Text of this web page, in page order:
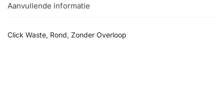
Aanvullende informatie
Click Waste, Rond, Zonder Overloop